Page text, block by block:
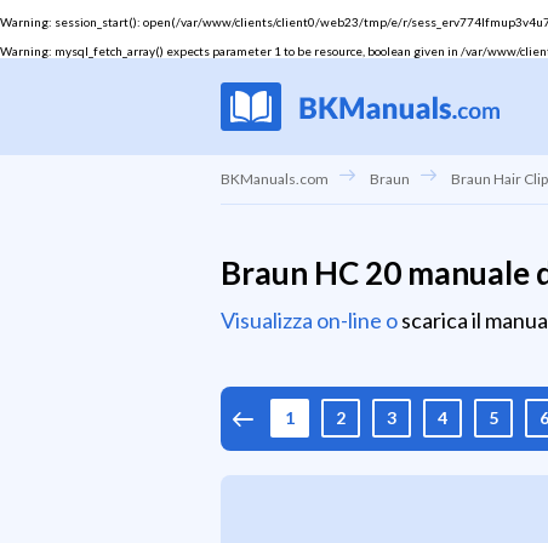
Warning: session_start(): open(/var/www/clients/client0/web23/tmp/e/r/
Warning: mysql_fetch_array() expects parameter 1 to be resource, boolean given in /var/www/
BKManuals.com Braun Braun Hair
Braun HC 20 manuale
Visualizza on-line oscarica il
1 2 3 4 5 6